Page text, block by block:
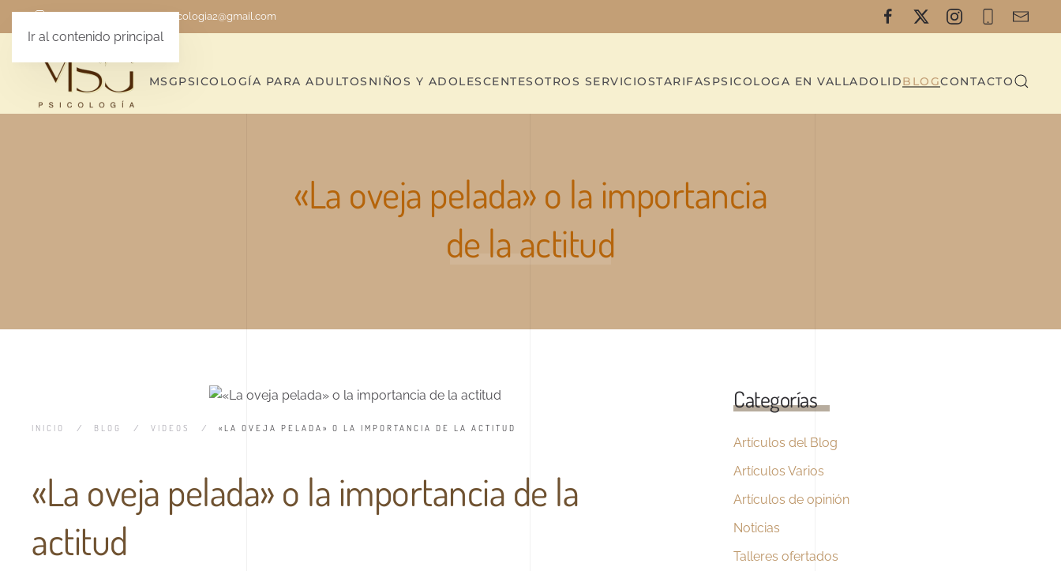
Ir al contenido principal
msgpsicologia2@gmail.com
MSGPSICOLOGÍA PARA ADULTOS NIÑOS Y ADOLESCENTESOTROS SERVICIOSTARIFAS PSICOLOGA EN VALLADOLIDBLOGCONTACTO
«La oveja pelada» o la importancia
de la actitud
INICIO BLOG VIDEOS «LA OVEJA PELADA» O LA IMPORTANCIA DE LA ACTITUD
«La oveja pelada» o la importancia de la
actitud
Categorías
Artículos del Blog
Artículos Varios
Artículos de opinión
Noticias
Talleres ofertados